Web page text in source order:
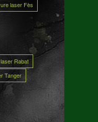
laser Fès
Rabat
Tanger